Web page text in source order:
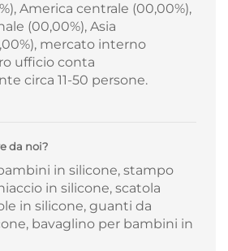
America centrale (00,00%),
(00,00%), Asia
mercato interno
ufficio conta
circa 11-50 persone.
da noi?
in silicone, stampo
in silicone, scatola
in silicone, guanti da
bavaglino per bambini in